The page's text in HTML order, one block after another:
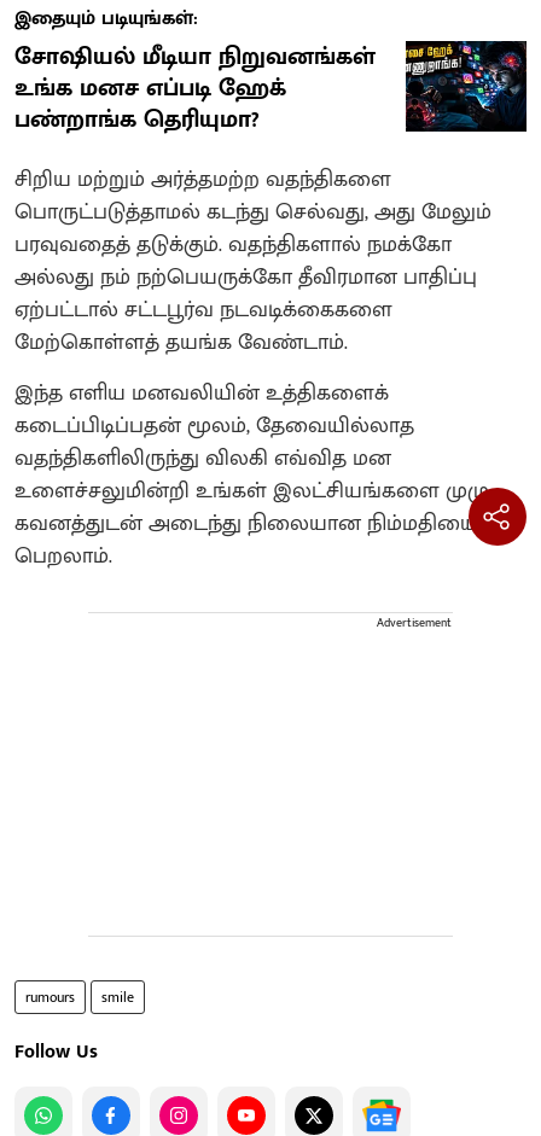
இதையும் படியுங்கள்:
சோஷியல் மீடியா நிறுவனங்கள்
உங்க மனச எப்படி ஹேக்
பண்றாங்க தெரியுமா?
சிறிய மற்றும் அர்த்தமற்ற வதந்திகளை
பொருட்படுத்தாமல் கடந்து செல்வது, அது மேலும்
பரவுவதைத் தடுக்கும். வதந்திகளால் நமக்கோ
அல்லது நம் நற்பெயருக்கோ தீவிரமான பாதிப்பு
ஏற்பட்டால் சட்டபூர்வ நடவடிக்கைகளை
மேற்கொள்ளத் தயங்க வேண்டாம்.
இந்த எளிய மனவலியின் உத்திகளைக்
கடைப்பிடிப்பதன் மூலம், தேவையில்லாத
வதந்திகளிலிருந்து விலகி எவ்வித மன
உளைச்சலுமின்றி உங்கள் இலட்சியங்களை முழு
கவனத்துடன் அடைந்து நிலையான நிம்மதியைப்
பெறலாம்.
Advertisement
rumours smile
Follow Us